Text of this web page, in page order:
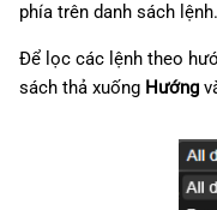
phía trên danh sách lệnh.
Để lọc các lệnh theo
sách thả xuống Hướng